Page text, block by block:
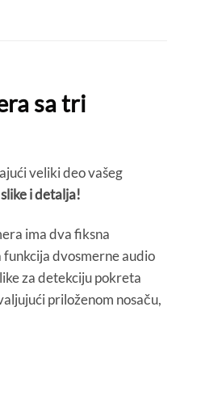
sa tri
veliki deo vašeg
i detalja!
ima dva fiksna
dvosmerne audio
za detekciju pokreta
priloženom nosaču,